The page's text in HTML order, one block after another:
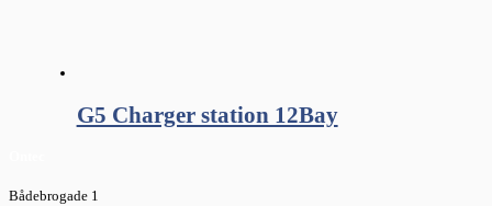
G5 Charger station 12Bay
Bådebrogade 1